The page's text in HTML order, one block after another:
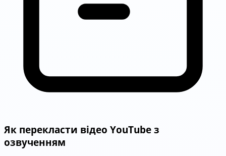
Як перекласти відео YouTube з
озвученням